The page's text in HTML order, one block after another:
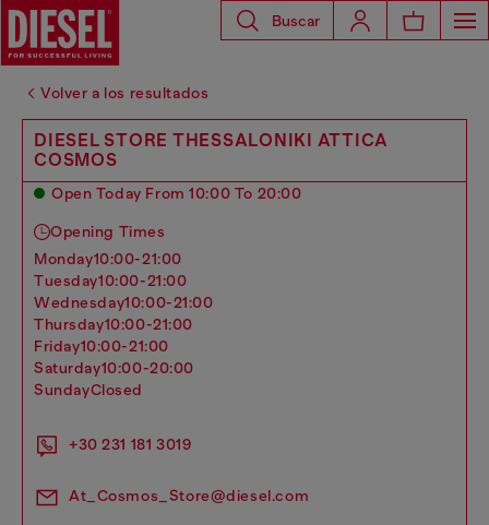
Buscar
Volver a los resultados
DIESEL STORE THESSALONIKI ATTICA
COSMOS
Open Today From 10:00 To 20:00
Opening Times
monday10:00-21:00
tuesday10:00-21:00
wednesday10:00-21:00
thursday10:00-21:00
friday10:00-21:00
saturday10:00-20:00
sundayClosed
+30 231 181 3019
At_Cosmos_Store@diesel.com